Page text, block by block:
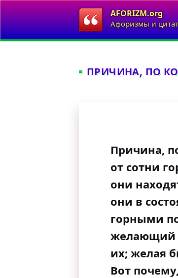
AFORIZM.org
Афоризмы и
ПРИЧИНА, ПО
Причина,
от сотни
они
они в
горными
желающий
их; желая
Вот